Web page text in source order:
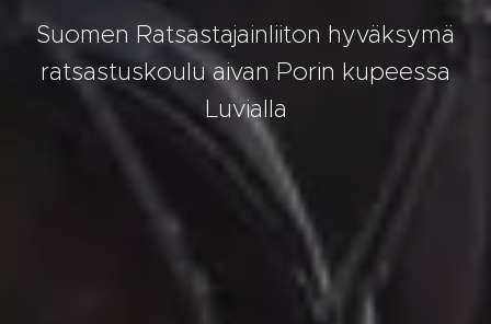
Suomen Ratsastajainliiton hyväksymä
ratsastuskoulu aivan Porin kupeessa
Luvialla